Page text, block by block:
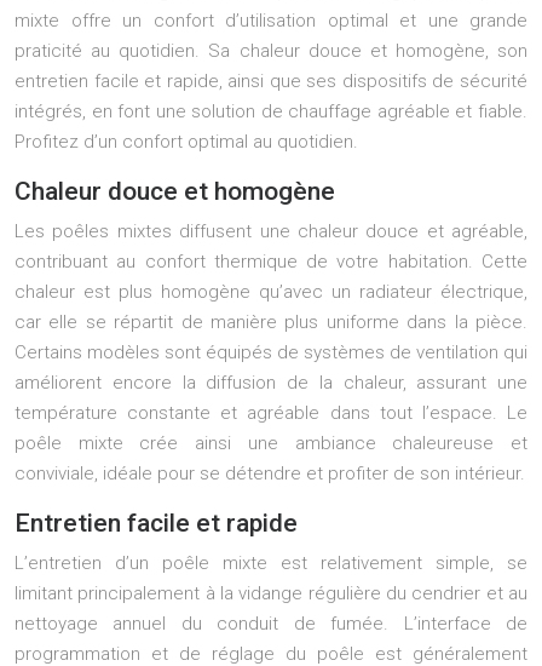
mixte offre un confort d’utilisation optimal et une grande
praticité au quotidien. Sa chaleur douce et homogène, son
entretien facile et rapide, ainsi que ses dispositifs de sécurité
intégrés, en font une solution de chauffage agréable et fiable.
Profitez d’un confort optimal au quotidien.
Chaleur douce et homogène
Les poêles mixtes diffusent une chaleur douce et agréable,
contribuant au confort thermique de votre habitation. Cette
chaleur est plus homogène qu’avec un radiateur électrique,
car elle se répartit de manière plus uniforme dans la pièce.
Certains modèles sont équipés de systèmes de ventilation qui
améliorent encore la diffusion de la chaleur, assurant une
température constante et agréable dans tout l’espace. Le
poêle mixte crée ainsi une ambiance chaleureuse et
conviviale, idéale pour se détendre et profiter de son intérieur.
Entretien facile et rapide
L’entretien d’un poêle mixte est relativement simple, se
limitant principalement à la vidange régulière du cendrier et au
nettoyage annuel du conduit de fumée. L’interface de
programmation et de réglage du poêle est généralement